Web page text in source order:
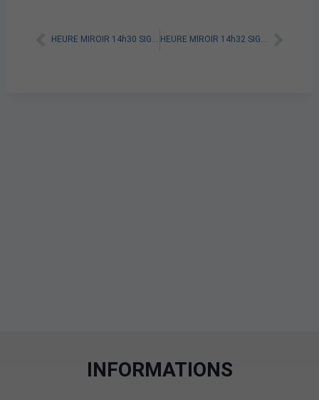
HEURE MIROIR 14h30 SIGNIFICATION SPIRITUELLE [A LIRE] HEURE MIROIR 14h32 SIGNIFICATION SPIRITUELLE [A LIRE]
INFORMATIONS